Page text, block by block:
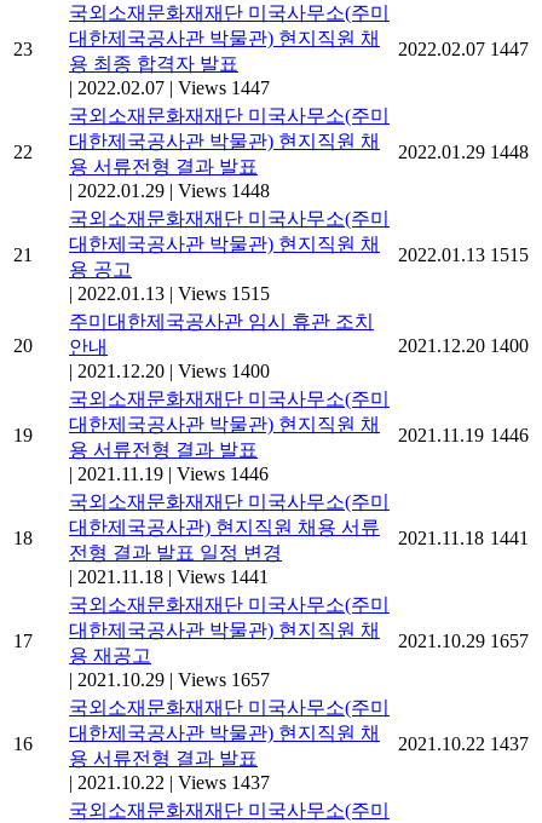
23
국외소재문화재재단 미국사무소(주미
대한제국공사관 박물관) 현지직원 채
용 최종 합격자 발표
| 2022.02.07 | Views 1447
2022.02.07 1447
22
국외소재문화재재단 미국사무소(주미
대한제국공사관 박물관) 현지직원 채
용 서류전형 결과 발표
| 2022.01.29 | Views 1448
2022.01.29 1448
21
국외소재문화재재단 미국사무소(주미
대한제국공사관 박물관) 현지직원 채
용 공고
| 2022.01.13 | Views 1515
2022.01.13 1515
20
주미대한제국공사관 임시 휴관 조치
안내
| 2021.12.20 | Views 1400
2021.12.20 1400
19
국외소재문화재재단 미국사무소(주미
대한제국공사관 박물관) 현지직원 채
용 서류전형 결과 발표
| 2021.11.19 | Views 1446
2021.11.19 1446
18
국외소재문화재재단 미국사무소(주미
대한제국공사관) 현지직원 채용 서류
전형 결과 발표 일정 변경
| 2021.11.18 | Views 1441
2021.11.18 1441
17
국외소재문화재재단 미국사무소(주미
대한제국공사관 박물관) 현지직원 채
용 재공고
| 2021.10.29 | Views 1657
2021.10.29 1657
16
국외소재문화재재단 미국사무소(주미
대한제국공사관 박물관) 현지직원 채
용 서류전형 결과 발표
| 2021.10.22 | Views 1437
2021.10.22 1437
국외소재문화재재단 미국사무소(주미